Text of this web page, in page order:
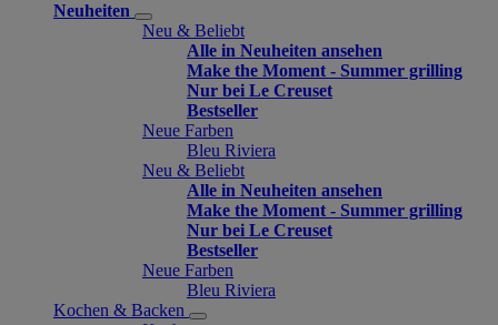
Neuheiten
Neu & Beliebt
Alle in Neuheiten ansehen
Make the Moment - Summer grilling
Nur bei Le Creuset
Bestseller
Neue Farben
Bleu Riviera
Neu & Beliebt
Alle in Neuheiten ansehen
Make the Moment - Summer grilling
Nur bei Le Creuset
Bestseller
Neue Farben
Bleu Riviera
Kochen & Backen